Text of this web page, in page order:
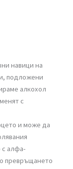
навици на
подложени
алкохол
с
и може да
с алфа-
превръщането